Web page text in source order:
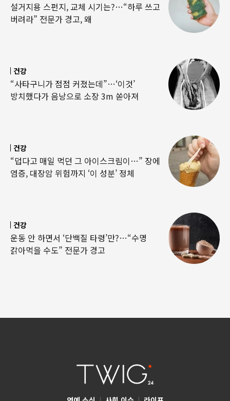
설거지용 스펀지, 교체 시기는?…“하루 쓰고
버려라” 전문가 경고, 왜
건강
“사타구니가 점점 커졌는데”…‘이것’
방치했다가 음낭으로 소장 3m 쏟아져
건강
“덥다고 매일 먹던 그 아이스크림이…” 장에
염증, 대장암 위험까지 ‘이 성분’ 정체
건강
운동 안 하면서 ‘단백질 타령’만?…“수명
갉아먹을 수도” 전문가 경고